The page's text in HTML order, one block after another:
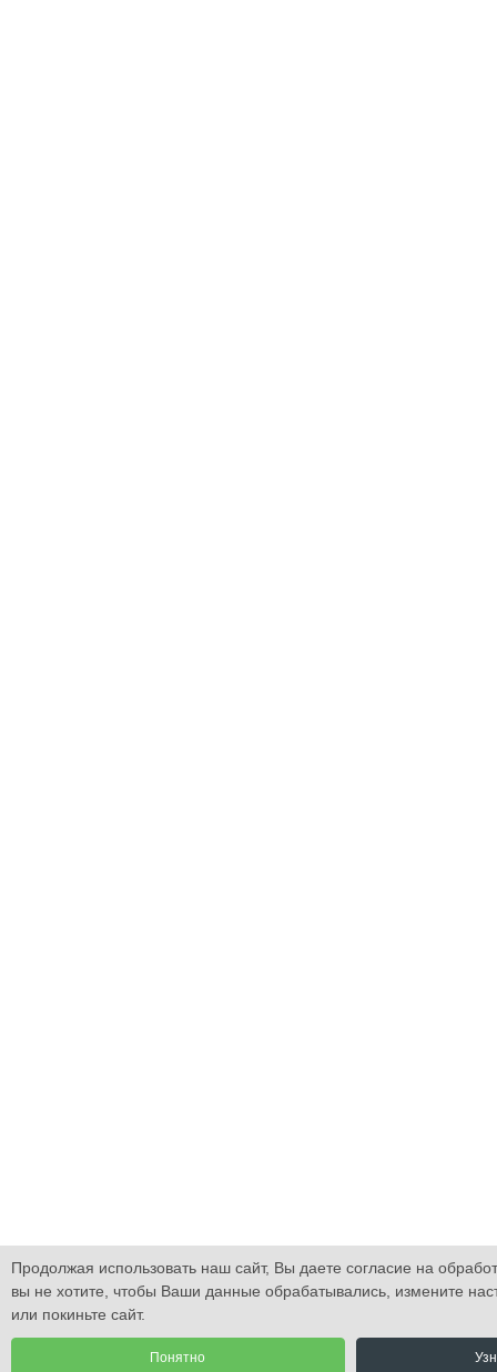
Продолжая использовать наш сайт, Вы даете согласие на
вы не хотите, чтобы Ваши данные обрабатывались, измените
или покиньте сайт.
Понятно